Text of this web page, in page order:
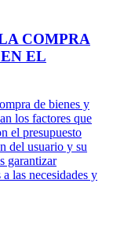
COMPRA
EL
de bienes y
los factores que
el presupuesto
del usuario y su
garantizar
las necesidades y